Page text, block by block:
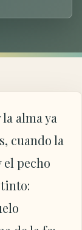
alma ya
cuando la
el pecho